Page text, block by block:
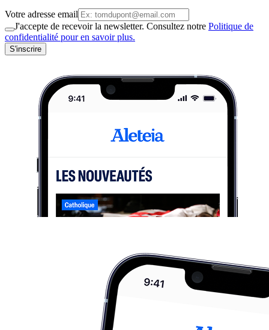
Votre adresse email
J'accepte de recevoir la newsletter. Consultez notre Politique de
confidentialité pour en savoir plus.
S'inscrire